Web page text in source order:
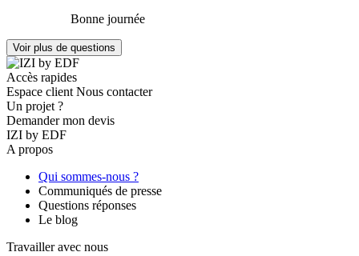
Bonne journée
Voir plus de questions
Accès rapides
Espace client Nous contacter
Un projet ?
Demander mon devis
IZI by EDF
A propos
Qui sommes-nous ?
Communiqués de presse
Questions réponses
Le blog
Travailler avec nous